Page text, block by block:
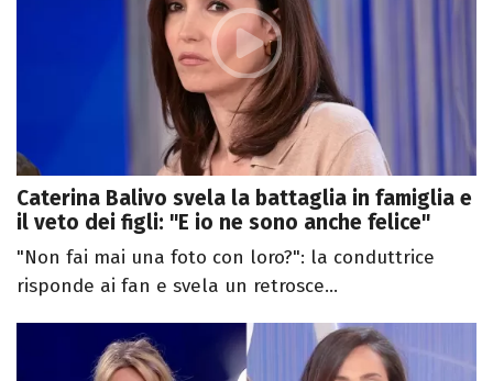
Caterina Balivo svela la battaglia in famiglia e
il veto dei figli: "E io ne sono anche felice"
"Non fai mai una foto con loro?": la conduttrice
risponde ai fan e svela un retrosce...